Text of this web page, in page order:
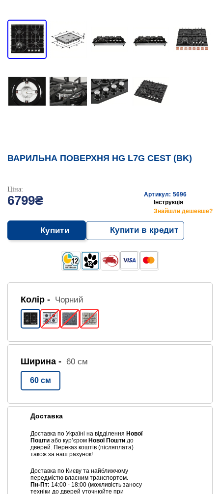
ВАРИЛЬНА ПОВЕРХНЯ HG L7G CEST (BK)
Ціна:
6799₴
Артикул: 5696
Інструкція
Знайшли дешевше?
Купити Купити в кредит
Колір - Чорний
Ширина - 60 см
60 см
Доставка
Доставка по Україні на відділення Нової
Пошти або курʼєром Нової Пошти до
дверей. Переказ коштів (післяплата)
також за наш рахунок!
Доставка по Києву та найближчому
передмістю власним транспортом.
Пн-Пт: 14:00 - 18:00 (можливість заносу
техніки до дверей уточнюйте при